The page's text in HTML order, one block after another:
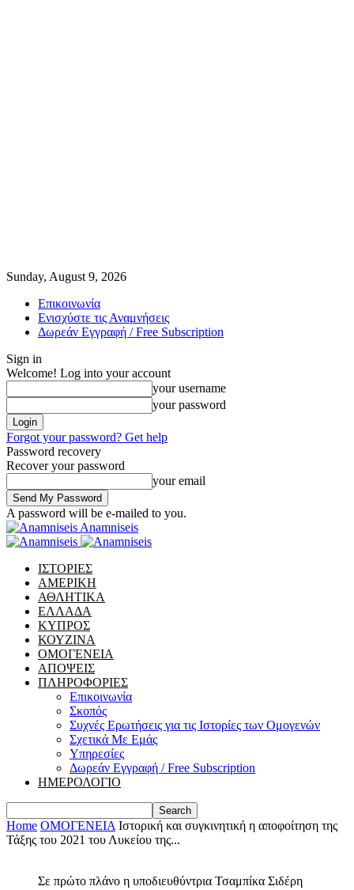
Sunday, August 9, 2026
Επικοινωνία
Ενισχύστε τις Αναμνήσεις
Δωρεάν Εγγραφή / Free Subscription
Sign in
Welcome! Log into your account
your username
your password
Forgot your password? Get help
Password recovery
Recover your password
your email
A password will be e-mailed to you.
Anamniseis
ΙΣΤΟΡΙΕΣ
ΑΜΕΡΙΚΗ
ΑΘΛΗΤΙΚΑ
ΕΛΛΑΔΑ
ΚΥΠΡΟΣ
ΚΟΥΖΙΝΑ
ΟΜΟΓΕΝΕΙΑ
ΑΠΟΨΕΙΣ
ΠΛΗΡΟΦΟΡΙΕΣ
Επικοινωνία
Σκοπός
Συχνές Ερωτήσεις για τις Ιστορίες των Ομογενών
Σχετικά Με Εμάς
Υπηρεσίες
Δωρεάν Εγγραφή / Free Subscription
ΗΜΕΡΟΛΟΓΙΟ
Home ΟΜΟΓΕΝΕΙΑ Ιστορική και συγκινητική η αποφοίτηση της
Τάξης του 2021 του Λυκείου της...
Σε πρώτο πλάνο η υποδιευθύντρια Τσαμπίκα Σιδέρη